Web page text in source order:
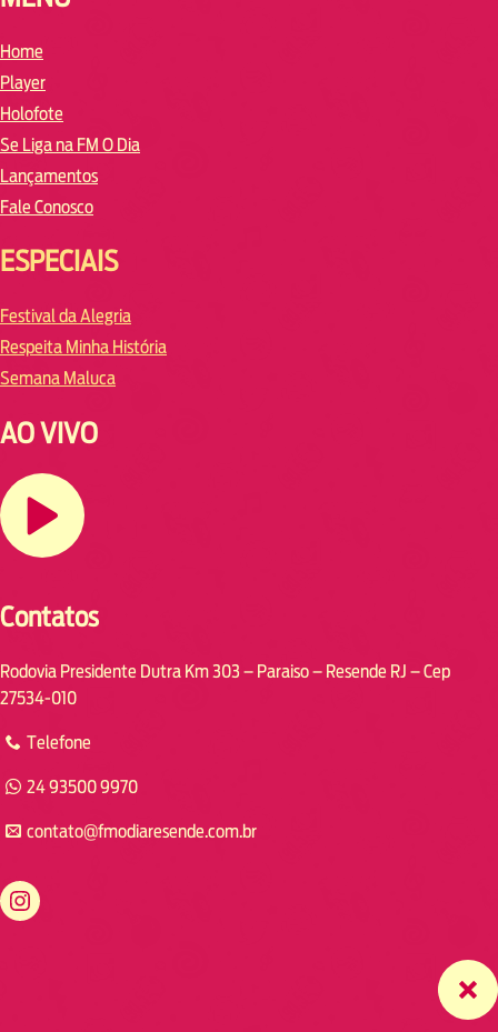
Home
Player
Holofote
Se Liga na FM O Dia
Lançamentos
Fale Conosco
ESPECIAIS
Festival da Alegria
Respeita Minha História
Semana Maluca
AO VIVO
Contatos
Rodovia Presidente Dutra Km 303 – Paraiso – Resende RJ – Cep
27534-010
Telefone
24 93500 9970
contato@fmodiaresende.com.br
https://www.instagram.com/fmodiaresende